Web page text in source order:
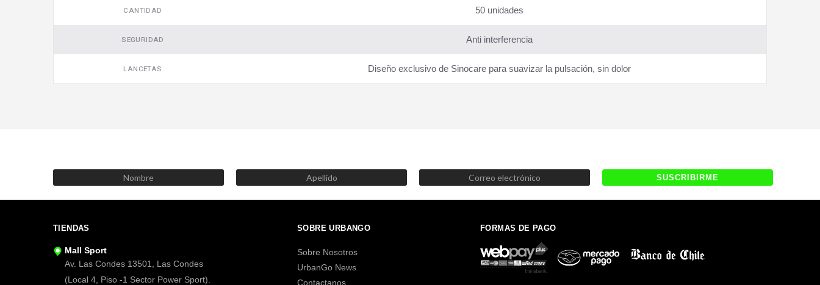
CANTIDAD 50 unidades
SEGURIDAD Anti interferencia
LANCETAS Diseño exclusivo de Sinocare para suavizar la pulsación, sin dolor
TIENDAS
Mall Sport
Av. Las Condes 13501, Las Condes
(Local 4, Piso -1 Sector Power Sport).
SOBRE URBANGO
Sobre Nosotros
UrbanGo News
Contactanos
FORMAS DE PAGO